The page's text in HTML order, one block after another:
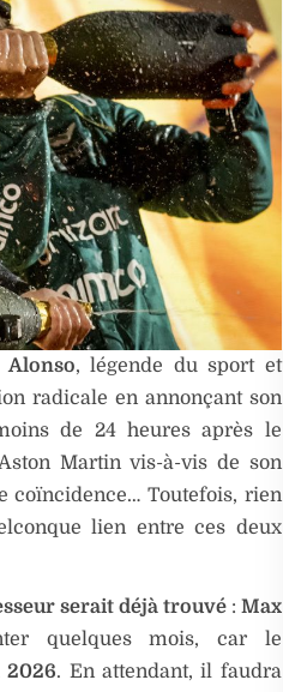
MARTIN
!
Alonso, légende du sport et
radicale en annonçant son
de 24 heures après le
Martin vis-à-vis de son
coïncidence… Toutefois, rien
lien entre ces deux
serait déjà trouvé: Max
quelques mois, car le
2026. En attendant, il faudra